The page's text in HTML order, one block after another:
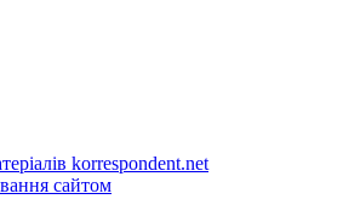
korrespondent.net
сайтом